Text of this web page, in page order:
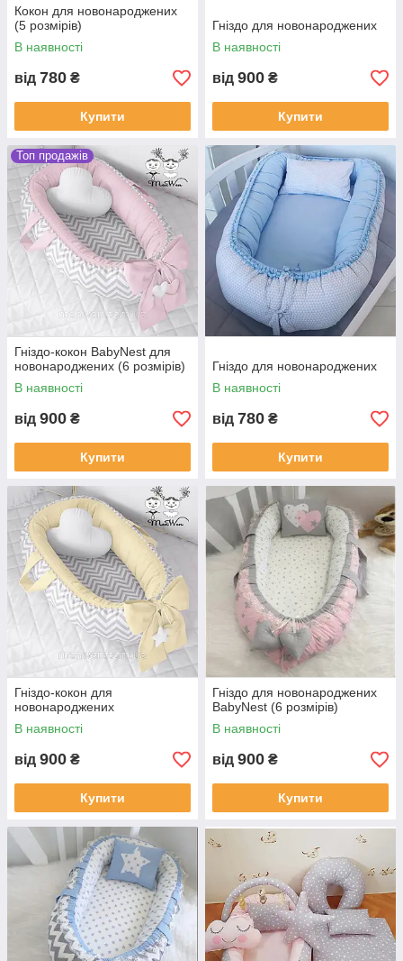
Кокон для новонароджених
(5 розмірів)
В наявності
від 780 ₴
Купити
Гніздо для новонароджених
В наявності
від 900 ₴
Купити
Топ продажів
Гніздо-кокон BabyNest для
новонароджених (6 розмірів)
В наявності
від 900 ₴
Купити
Гніздо для новонароджених
В наявності
від 780 ₴
Купити
Гніздо-кокон для
новонароджених
В наявності
від 900 ₴
Купити
Гніздо для новонароджених
BabyNest (6 розмірів)
В наявності
від 900 ₴
Купити